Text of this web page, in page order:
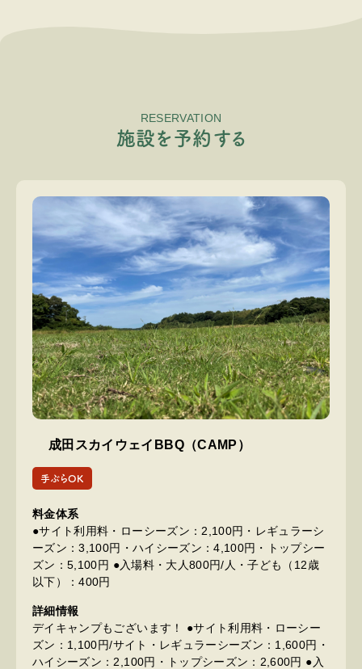
RESERVATION
施設を 予約 する
成田スカイウェイBBQ（CAMP）
手ぶらOK
料金体系
●サイト利用料・ローシーズン：2,100円・レギュラーシ
ーズン：3,100円・ハイシーズン：4,100円・トップシー
ズン：5,100円 ●入場料・大人800円/人・子ども（12歳
以下）：400円
詳細情報
デイキャンプもございます！ ●サイト利用料・ローシー
ズン：1,100円/サイト・レギュラーシーズン：1,600円・
ハイシーズン：2,100円・トップシーズン：2,600円 ●入